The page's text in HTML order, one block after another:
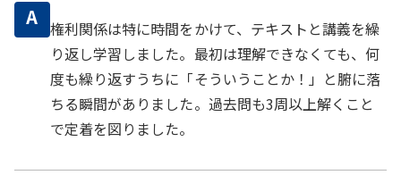
A 権利関係は特に時間をかけて、テキストと講義を繰
り返し学習しました。最初は理解できなくても、何
度も繰り返すうちに「そういうことか！」と腑に落
ちる瞬間がありました。過去問も3周以上解くこと
で定着を図りました。